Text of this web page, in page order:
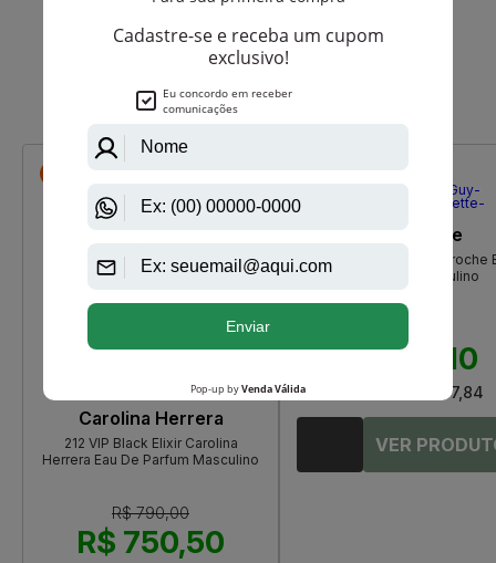
Que viu, viu também
Carolina Herrera
212 VIP Black Elixir Carolina
Herrera Eau De Parfum Masculino
R$ 790,00
R$ 750,50
Guy Laroche
Drakkar Noir De Guy Laroche
De Toilette Masculino
R$ 454,10
R$ 37,84